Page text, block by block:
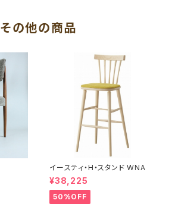
その他の商品
イースティ・H・スタンド WNA
¥38,225
50%OFF